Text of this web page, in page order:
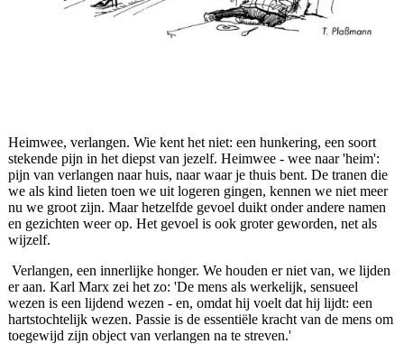
Heimwee, verlangen. Wie kent het niet: een hunkering, een soort
stekende pijn in het diepst van jezelf. Heimwee - wee naar 'heim':
pijn van verlangen naar huis, naar waar je thuis bent. De tranen die
we als kind lieten toen we uit logeren gingen, kennen we niet meer
nu we groot zijn. Maar hetzelfde gevoel duikt onder andere namen
en gezichten weer op. Het gevoel is ook groter geworden, net als
wijzelf.
Verlangen, een innerlijke honger. We houden er niet van, we lijden
er aan. Karl Marx zei het zo: 'De mens als werkelijk, sensueel
wezen is een lijdend wezen - en, omdat hij voelt dat hij lijdt: een
hartstochtelijk wezen. Passie is de essentiële kracht van de mens om
toegewijd zijn object van verlangen na te streven.'